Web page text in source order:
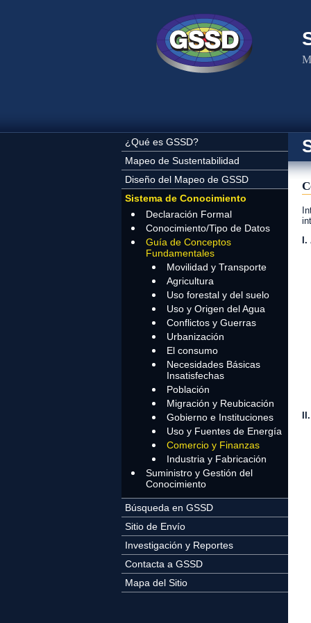
¿Qué es GSSD?
Mapeo de Sustentabilidad
Diseño del Mapeo de GSSD
Sistema de Conocimiento
Declaración Formal
Conocimiento/Tipo de Datos
Guía de Conceptos
Fundamentales
Movilidad y Transporte
Agricultura
Uso forestal y del suelo
Uso y Origen del Agua
Conflictos y Guerras
Urbanización
El consumo
Necesidades Básicas
Insatisfechas
Población
Migración y Reubicación
Gobierno e Instituciones
Uso y Fuentes de Energía
Comercio y Finanzas
Industria y Fabricación
Suministro y Gestión del
Conocimiento
Búsqueda en GSSD
Sitio de Envío
Investigación y Reportes
Contacta a GSSD
Mapa del Sitio